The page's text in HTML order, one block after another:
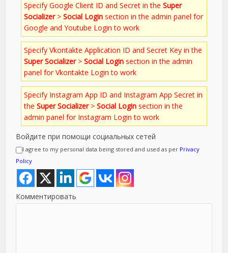
Specify Google Client ID and Secret in theSuper
Socializer>Social Login section in the admin panel for
Google and Youtube Login to work
Specify Vkontakte Application ID and Secret Key in the
Super Socializer>Social Login section in the admin
panel for Vkontakte Login to work
Specify Instagram App ID and Instagram App Secret in
theSuper Socializer>Social Login section in the
admin panel for Instagram Login to work
Войдите при помощи социальных сетей
I agree to my personal data being stored and used as per Privacy
Policy
Комментировать